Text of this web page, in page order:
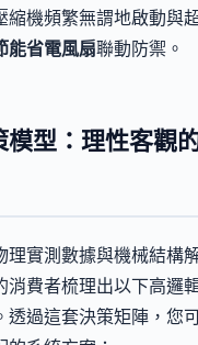
縮機頻繁無謂地啟動與
能省電風扇聯動防禦。
型：理性客觀
理實測數據與機械結構
消費者梳理出以下高邏
透過這套決策矩陣，您